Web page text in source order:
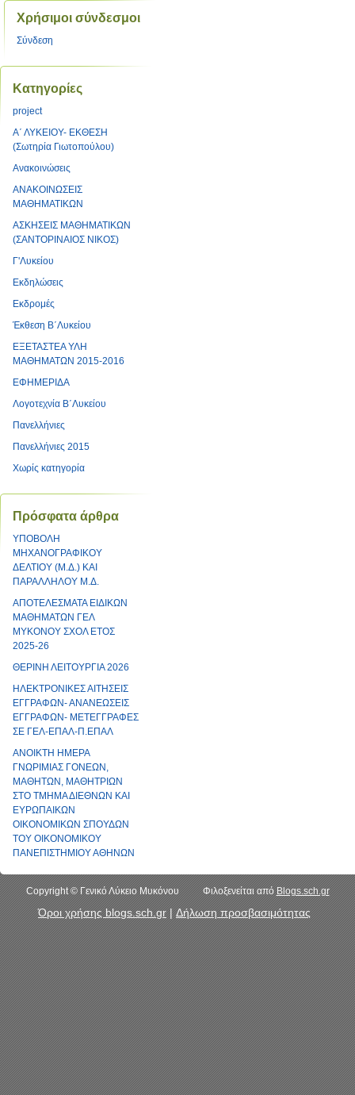
Kατηγορίες
project
Α΄ ΛΥΚΕΙΟΥ- ΕΚΘΕΣΗ
(Σωτηρία Γιωτοπούλου)
Ανακοινώσεις
ΑΝΑΚΟΙΝΩΣΕΙΣ
ΜΑΘΗΜΑΤΙΚΩΝ
ΑΣΚΗΣΕΙΣ ΜΑΘΗΜΑΤΙΚΩΝ
(ΣΑΝΤΟΡΙΝΑΙΟΣ ΝΙΚΟΣ)
Γ'Λυκείου
Εκδηλώσεις
Εκδρομές
Έκθεση Β΄Λυκείου
ΕΞΕΤΑΣΤΕΑ ΥΛΗ
ΜΑΘΗΜΑΤΩΝ 2015-2016
ΕΦΗΜΕΡΙΔΑ
Λογοτεχνία Β΄Λυκείου
Πανελλήνιες
Πανελλήνιες 2015
Χωρίς κατηγορία
Πρόσφατα άρθρα
ΥΠΟΒΟΛΗ
ΜΗΧΑΝΟΓΡΑΦΙΚΟΥ
ΔΕΛΤΙΟΥ (Μ.Δ.) ΚΑΙ
ΠΑΡΑΛΛΗΛΟΥ Μ.Δ.
ΑΠΟΤΕΛΕΣΜΑΤΑ ΕΙΔΙΚΩΝ
ΜΑΘΗΜΑΤΩΝ ΓΕΛ
ΜΥΚΟΝΟΥ ΣΧΟΛ ΕΤΟΣ
2025-26
ΘΕΡΙΝΗ ΛΕΙΤΟΥΡΓΙΑ 2026
ΗΛΕΚΤΡΟΝΙΚΕΣ ΑΙΤΗΣΕΙΣ
ΕΓΓΡΑΦΩΝ- ΑΝΑΝΕΩΣΕΙΣ
ΕΓΓΡΑΦΩΝ- ΜΕΤΕΓΓΡΑΦΕΣ
ΣΕ ΓΕΛ-ΕΠΑΛ-Π.ΕΠΑΛ
ΑΝΟΙΚΤΗ ΗΜΕΡΑ
ΓΝΩΡΙΜΙΑΣ ΓΟΝΕΩΝ,
ΜΑΘΗΤΩΝ, ΜΑΘΗΤΡΙΩΝ
ΣΤΟ ΤΜΗΜΑ ΔΙΕΘΝΩΝ ΚΑΙ
ΕΥΡΩΠΑΙΚΩΝ
ΟΙΚΟΝΟΜΙΚΩΝ ΣΠΟΥΔΩΝ
ΤΟΥ ΟΙΚΟΝΟΜΙΚΟΥ
ΠΑΝΕΠΙΣΤΗΜΙΟΥ ΑΘΗΝΩΝ
Χρήσιμοι σύνδεσμοι
Σύνδεση
Copyright © Γενικό Λύκειο Μυκόνου Φιλοξενείται απόBlogs.sch.gr
Όροι χρήσης blogs.sch.gr|Δήλωση προσβασιμότητας